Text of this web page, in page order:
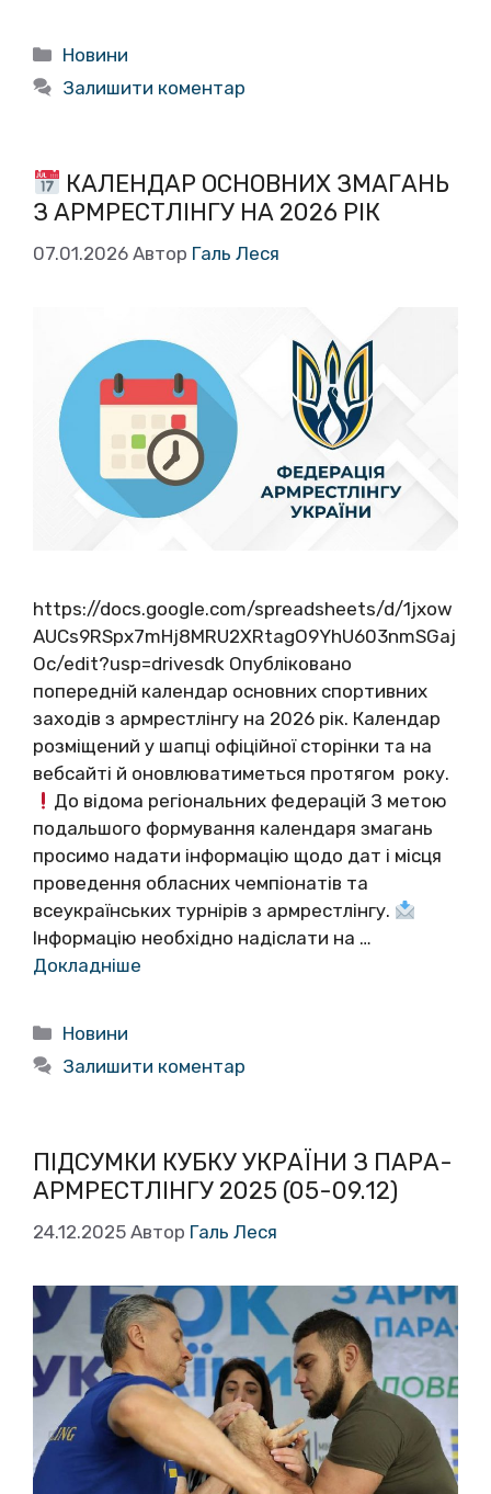
Категорії
Новини
Залишити коментар
КАЛЕНДАР ОСНОВНИХ ЗМАГАНЬ
З АРМРЕСТЛІНГУ НА 2026 РІК
07.01.2026 Автор Галь Леся
https://docs.google.com/spreadsheets/d/1jxow
AUCs9RSpx7mHj8MRU2XRtagO9YhU603nmSGaj
Oc/edit?usp=drivesdk Опубліковано
попередній календар основних спортивних
заходів з армрестлінгу на 2026 рік. Календар
розміщений у шапці офіційної сторінки та на
вебсайті й оновлюватиметься протягом року.
До відома регіональних федерацій З метою
подальшого формування календаря змагань
просимо надати інформацію щодо дат і місця
проведення обласних чемпіонатів та
всеукраїнських турнірів з армрестлінгу.
Інформацію необхідно надіслати на …
Докладніше
Категорії
Новини
Залишити коментар
ПІДСУМКИ КУБКУ УКРАЇНИ З ПАРА-
АРМРЕСТЛІНГУ 2025 (05-09.12)
24.12.2025 Автор Галь Леся